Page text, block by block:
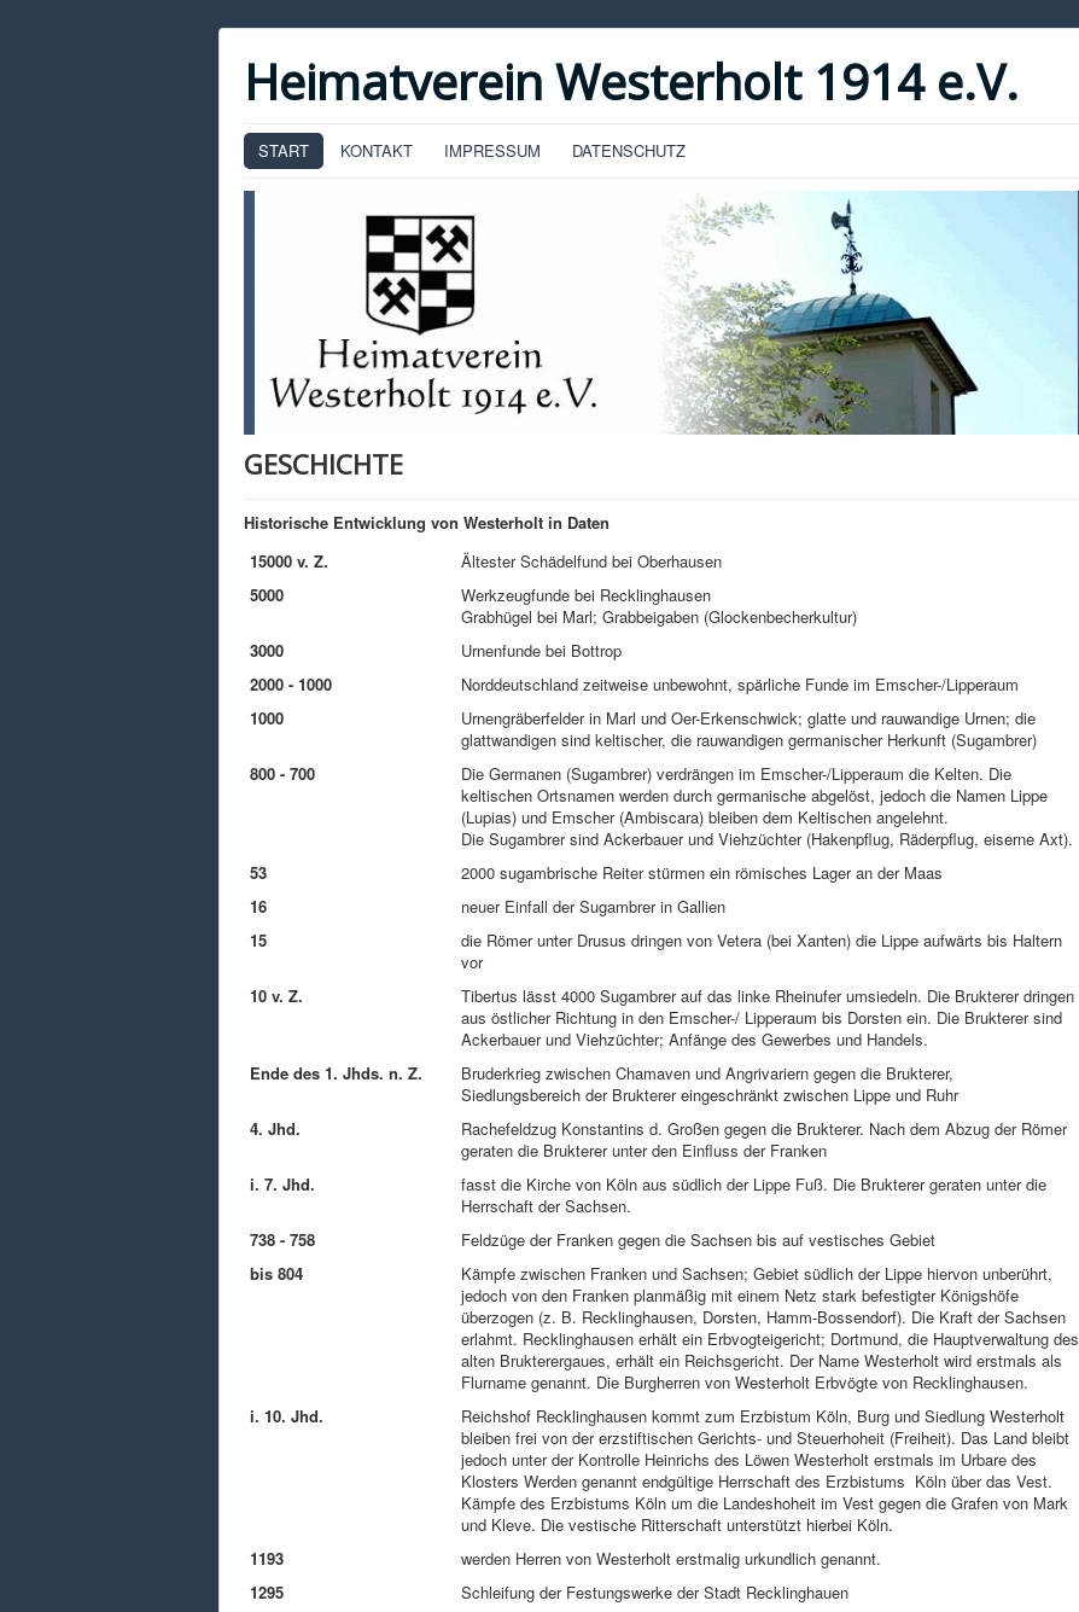
Heimatverein Westerholt 1914 e.V.
START KONTAKT IMPRESSUM DATENSCHUTZ
GESCHICHTE
Historische Entwicklung von Westerholt in Daten
15000 v. Z.
Ältester Schädelfund bei Oberhausen
5000
Werkzeugfunde bei Recklinghausen
Grabhügel bei Marl; Grabbeigaben (Glockenbecherkultur)
3000
Urnenfunde bei Bottrop
2000 - 1000
Norddeutschland zeitweise unbewohnt, spärliche Funde im Emscher-/Lipperaum
1000
Urnengräberfelder in Marl und Oer-Erkenschwick; glatte und rauwandige Urnen; die
glattwandigen sind keltischer, die rauwandigen germanischer Herkunft (Sugambrer)
800 - 700
Die Germanen (Sugambrer) verdrängen im Emscher-/Lipperaum die Kelten. Die
keltischen Ortsnamen werden durch germanische abgelöst, jedoch die Namen Lippe
(Lupias) und Emscher (Ambiscara) bleiben dem Keltischen angelehnt.
Die Sugambrer sind Ackerbauer und Viehzüchter (Hakenpflug, Räderpflug, eiserne Axt).
53
2000 sugambrische Reiter stürmen ein römisches Lager an der Maas
16
neuer Einfall der Sugambrer in Gallien
15
die Römer unter Drusus dringen von Vetera (bei Xanten) die Lippe aufwärts bis Haltern
vor
10 v. Z.
Tibertus lässt 4000 Sugambrer auf das linke Rheinufer umsiedeln. Die Brukterer dringen
aus östlicher Richtung in den Emscher-/ Lipperaum bis Dorsten ein. Die Brukterer sind
Ackerbauer und Viehzüchter; Anfänge des Gewerbes und Handels.
Ende des 1. Jhds. n. Z.
Bruderkrieg zwischen Chamaven und Angrivariern gegen die Brukterer,
Siedlungsbereich der Brukterer eingeschränkt zwischen Lippe und Ruhr
4. Jhd.
Rachefeldzug Konstantins d. Großen gegen die Brukterer. Nach dem Abzug der Römer
geraten die Brukterer unter den Einfluss der Franken
i. 7. Jhd.
fasst die Kirche von Köln aus südlich der Lippe Fuß. Die Brukterer geraten unter die
Herrschaft der Sachsen.
738 - 758
Feldzüge der Franken gegen die Sachsen bis auf vestisches Gebiet
bis 804
Kämpfe zwischen Franken und Sachsen; Gebiet südlich der Lippe hiervon unberührt,
jedoch von den Franken planmäßig mit einem Netz stark befestigter Königshöfe
überzogen (z. B. Recklinghausen, Dorsten, Hamm-Bossendorf). Die Kraft der Sachsen
erlahmt. Recklinghausen erhält ein Erbvogteigericht; Dortmund, die Hauptverwaltung des
alten Brukterergaues, erhält ein Reichsgericht. Der Name Westerholt wird erstmals als
Flurname genannt. Die Burgherren von Westerholt Erbvögte von Recklinghausen.
i. 10. Jhd.
Reichshof Recklinghausen kommt zum Erzbistum Köln, Burg und Siedlung Westerholt
bleiben frei von der erzstiftischen Gerichts- und Steuerhoheit (Freiheit). Das Land bleibt
jedoch unter der Kontrolle Heinrichs des Löwen Westerholt erstmals im Urbare des
Klosters Werden genannt endgültige Herrschaft des Erzbistums Köln über das Vest.
Kämpfe des Erzbistums Köln um die Landeshoheit im Vest gegen die Grafen von Mark
und Kleve. Die vestische Ritterschaft unterstützt hierbei Köln.
1193
werden Herren von Westerholt erstmalig urkundlich genannt.
1295
Schleifung der Festungswerke der Stadt Recklinghauen